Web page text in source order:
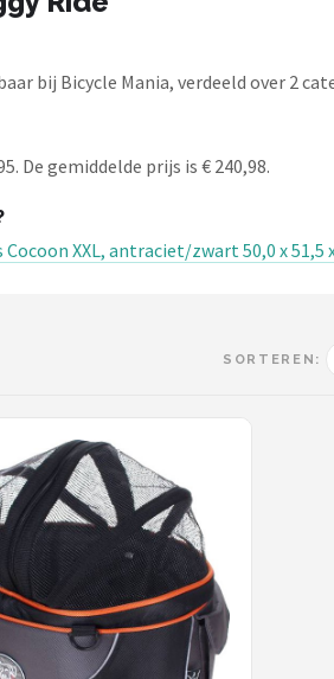
bij Bicycle Mania, verdeeld over 2
De gemiddelde prijs is € 240,98.
XXL, antraciet/zwart 50,0 x 51,5
SORTEREN: